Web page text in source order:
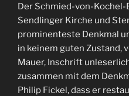
Der Schmied-von-
Sendlinger Kirche und
prominenteste Denkmal
in keinem guten Zustand,
Mauer, Inschrift
zusammen mit dem
Philip Fickel, dass er